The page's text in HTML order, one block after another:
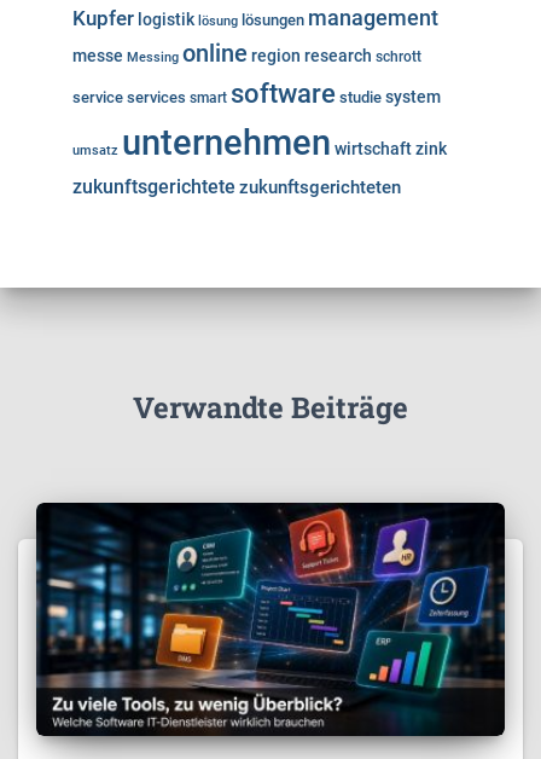
Kupfer logistik lösung lösungen management
messe Messing online region research schrott
service services smart software studie system
umsatz unternehmen wirtschaftzink
zukunftsgerichtete zukunftsgerichteten
Verwandte Beiträge